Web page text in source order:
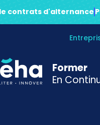
contrats d'alternance
Former
En